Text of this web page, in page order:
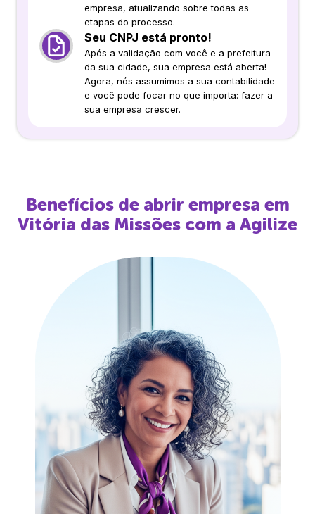
empresa, atualizando sobre todas as
etapas do processo.
Seu CNPJ está pronto!
Após a validação com você e a prefeitura
da sua cidade, sua empresa está aberta!
Agora, nós assumimos a sua contabilidade
e você pode focar no que importa: fazer a
sua empresa crescer.
Benefícios de abrir empresa em
Vitória das Missões com a Agilize